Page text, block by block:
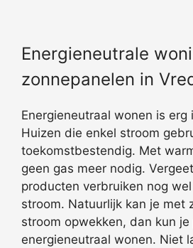
Energieneutrale
zonnepanelen in
Energieneutraal wonen is erg
Huizen die enkel stroom
toekomstbestendig. Met
geen gas meer nodig.
producten verbruiken nog
stroom. Natuurlijk kan je met
stroom opwekken, dan kun
energieneutraal wonen. Niet